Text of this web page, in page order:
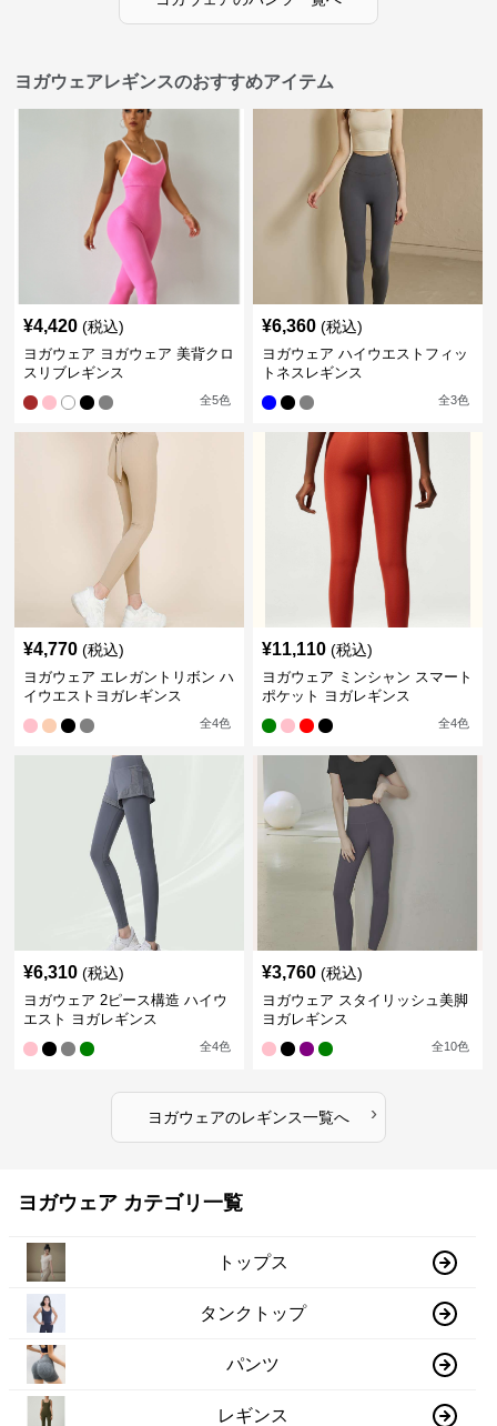
ヨガウェアレギンスのおすすめアイテム
¥4,420 (税込)
ヨガウェア ヨガウェア 美背クロ
スリブレギンス
全5色
¥6,360 (税込)
ヨガウェア ハイウエストフィッ
トネスレギンス
全3色
¥4,770 (税込)
ヨガウェア エレガントリボン ハ
イウエストヨガレギンス
全4色
¥11,110 (税込)
ヨガウェア ミンシャン スマート
ポケット ヨガレギンス
全4色
¥6,310 (税込)
ヨガウェア 2ピース構造 ハイウ
エスト ヨガレギンス
全4色
¥3,760 (税込)
ヨガウェア スタイリッシュ美脚
ヨガレギンス
全10色
ヨガウェアのレギンス一覧へ ›
ヨガウェア カテゴリ一覧
トップス
タンクトップ
パンツ
レギンス